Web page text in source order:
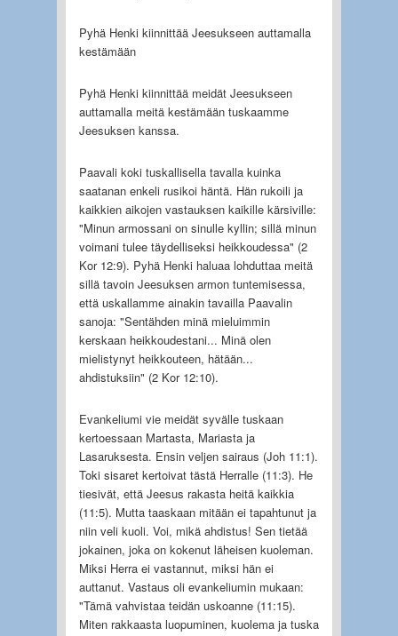
Pyhä Henki kiinnittää Jeesukseen auttamalla
kestämään
Pyhä Henki kiinnittää meidät Jeesukseen
auttamalla meitä kestämään tuskaamme
Jeesuksen kanssa.
Paavali koki tuskallisella tavalla kuinka
saatanan enkeli rusikoi häntä. Hän rukoili ja
kaikkien aikojen vastauksen kaikille kärsiville:
"Minun armossani on sinulle kyllin; sillä minun
voimani tulee täydelliseksi heikkoudessa" (2
Kor 12:9). Pyhä Henki haluaa lohduttaa meitä
sillä tavoin Jeesuksen armon tuntemisessa,
että uskallamme ainakin tavailla Paavalin
sanoja: "Sentähden minä mieluimmin
kerskaan heikkoudestani... Minä olen
mielistynyt heikkouteen, hätään...
ahdistuksiin" (2 Kor 12:10).
Evankeliumi vie meidät syvälle tuskaan
kertoessaan Martasta, Mariasta ja
Lasaruksesta. Ensin veljen sairaus (Joh 11:1).
Toki sisaret kertoivat tästä Herralle (11:3). He
tiesivät, että Jeesus rakasta heitä kaikkia
(11:5). Mutta taaskaan mitään ei tapahtunut ja
niin veli kuoli. Voi, mikä ahdistus! Sen tietää
jokainen, joka on kokenut läheisen kuoleman.
Miksi Herra ei vastannut, miksi hän ei
auttanut. Vastaus oli evankeliumin mukaan:
"Tämä vahvistaa teidän uskoanne (11:15).
Miten rakkaasta luopuminen, kuolema ja tuska